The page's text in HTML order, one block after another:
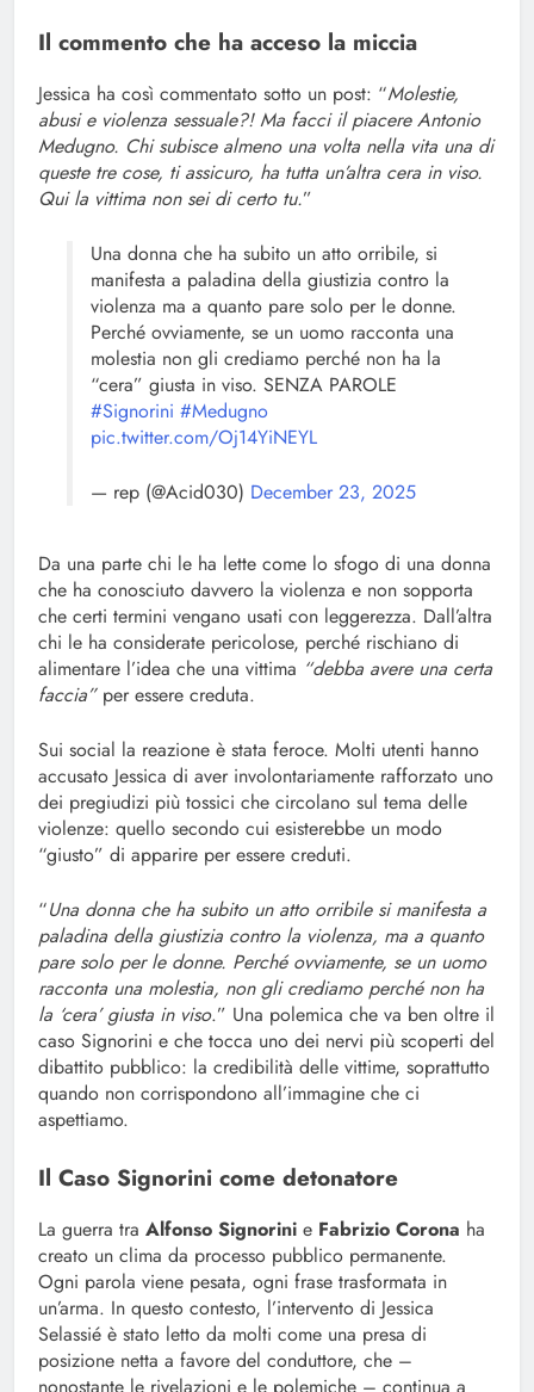
Il commento che ha acceso la miccia
Jessica ha così commentato sotto un post: “Molestie,
abusi e violenza sessuale?! Ma facci il piacere Antonio
Medugno. Chi subisce almeno una volta nella vita una di
queste tre cose, ti assicuro, ha tutta un’altra cera in viso.
Qui la vittima non sei di certo tu.”
Una donna che ha subito un atto orribile, si
manifesta a paladina della giustizia contro la
violenza ma a quanto pare solo per le donne.
Perché ovviamente, se un uomo racconta una
molestia non gli crediamo perché non ha la
“cera” giusta in viso. SENZA PAROLE
#Signorini #Medugno
pic.twitter.com/Oj14YiNEYL
— rep (@Acid030) December 23, 2025
Da una parte chi le ha lette come lo sfogo di una donna
che ha conosciuto davvero la violenza e non sopporta
che certi termini vengano usati con leggerezza. Dall’altra
chi le ha considerate pericolose, perché rischiano di
alimentare l’idea che una vittima “debba avere una certa
faccia”per essere creduta.
Sui social la reazione è stata feroce. Molti utenti hanno
accusato Jessica di aver involontariamente rafforzato uno
dei pregiudizi più tossici che circolano sul tema delle
violenze: quello secondo cui esisterebbe un modo
“giusto” di apparire per essere creduti.
“Una donna che ha subito un atto orribile si manifesta a
paladina della giustizia contro la violenza, ma a quanto
pare solo per le donne. Perché ovviamente, se un uomo
racconta una molestia, non gli crediamo perché non ha
la ‘cera’ giusta in viso.” Una polemica che va ben oltre il
caso Signorini e che tocca uno dei nervi più scoperti del
dibattito pubblico: la credibilità delle vittime, soprattutto
quando non corrispondono all’immagine che ci
aspettiamo.
Il Caso Signorini come detonatore
La guerra tra Alfonso Signorini e Fabrizio Corona ha
creato un clima da processo pubblico permanente.
Ogni parola viene pesata, ogni frase trasformata in
un’arma. In questo contesto, l’intervento di Jessica
Selassié è stato letto da molti come una presa di
posizione netta a favore del conduttore, che –